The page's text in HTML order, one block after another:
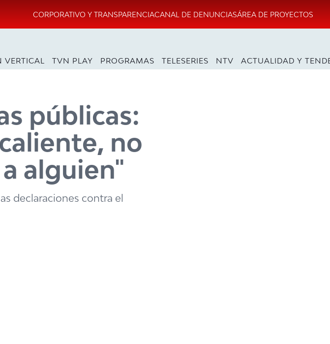
CORPORATIVO Y TRANSPARENCIACANAL DE DENUNCIASÁREA DE PROYECTOS
VERTICAL TVN PLAY PROGRAMAS TELESERIES NTV ACTUALIDAD Y
públicas:
no
alguien"
declaraciones contra el